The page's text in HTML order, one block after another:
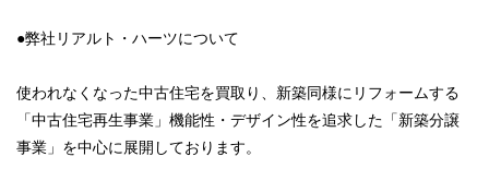
●弊社リアルト・ハーツについて
使われなくなった中古住宅を買取り、新築同様にリフォームする
「中古住宅再生事業」機能性・デザイン性を追求した「新築分譲
事業」を中心に展開しております。